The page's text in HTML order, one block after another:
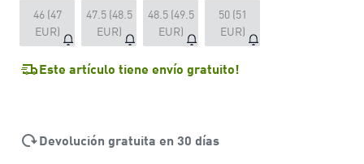
46 (47
EUR)
47.5 (48.5
EUR)
48.5 (49.5
EUR)
50 (51
EUR)
Este artículo tiene envío gratuito!
Devolución gratuita en 30 días